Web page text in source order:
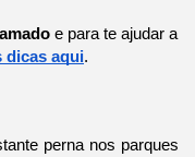
dicas aqui.
perna nos parques